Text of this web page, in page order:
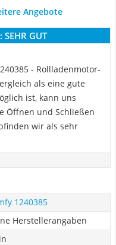
Angebote
SEHR GUT
- Rollladenmotor-
als eine gute
ist, kann uns
Öffnen und Schließen
wir als sehr
1240385
Herstellerangaben